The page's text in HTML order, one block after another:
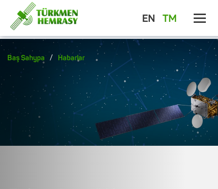
EN TM
Baş Sahypa / Habarlar